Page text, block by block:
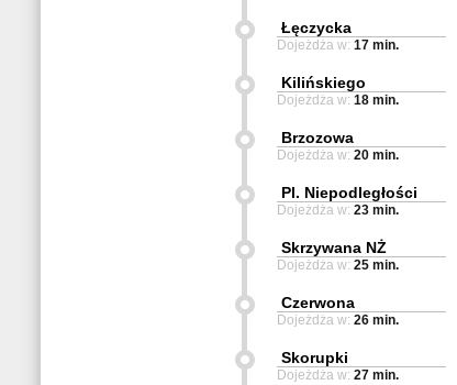
Łęczycka
Dojeżdża w: 17 min.
Kilińskiego
Dojeżdża w: 18 min.
Brzozowa
Dojeżdża w: 20 min.
Pl. Niepodległości
Dojeżdża w: 23 min.
Skrzywana NŻ
Dojeżdża w: 25 min.
Czerwona
Dojeżdża w: 26 min.
Skorupki
Dojeżdża w: 27 min.